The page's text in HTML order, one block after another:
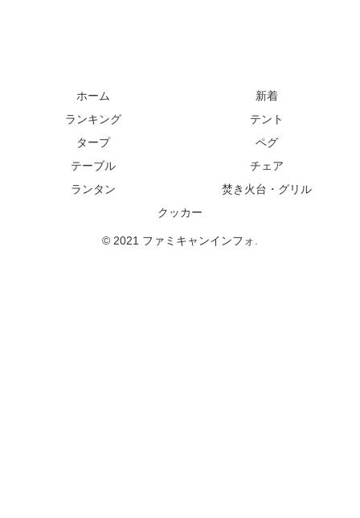
ホーム
新着
ランキング
テント
タープ
ペグ
テーブル
チェア
ランタン
焚き火台・グリル
クッカー
© 2021 ファミキャンインフォ.